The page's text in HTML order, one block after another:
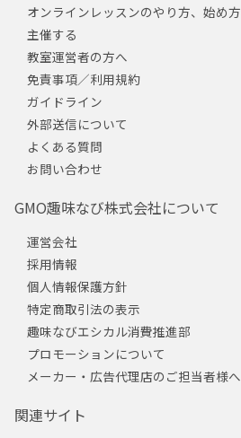
オンラインレッスンのやり方、始め方
主催する
教室運営者の方へ
免責事項／利用規約
ガイドライン
外部送信について
よくある質問
お問い合わせ
GMO趣味なび株式会社について
運営会社
採用情報
個人情報保護方針
特定商取引法の表示
趣味なびエシカル消費推進部
プロモーションについて
メーカー・広告代理店のご担当者様へ
関連サイト